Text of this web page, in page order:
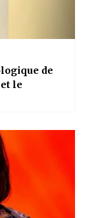
de
le